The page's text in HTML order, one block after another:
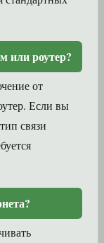
или роутер?
от
Если вы
связи